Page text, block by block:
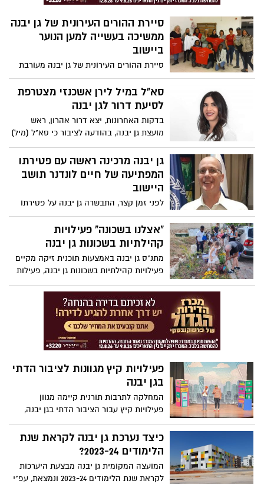
סיירת ההורים העירונית של גן יבנה
ממשיכה בעשייה למען הנוער
ביישוב
סיירת ההורים העירונית של גן יבנה מעורבת
בחיי הנוער ביישוב ומהווה עבורם כתובת וכתף
תומכת ברגעים טובים ופחות טובים. הסיירת
מופעלת על ידי 45 מתנדבים תושבי גן יבנה
יבנה בניהולה של ציפי שילוח
סא"ל במיל לירן אשכנזי מצטרפת
לסיעת דרור לגן יבנה
בדקות האחרונות, יצא דרור אהרון, ראש
מועצת גן יבנה, בהודעה לציבור כי סא"ל (מיל)
לירן אשכנזי, הצטרפה לסיעת דרור לגן יבנה,
ותתמודד בבחירות הקרובות לפרטים >>>
גן יבנה מרכינה ראשה עם פטירתו
המפתיעה של חיים לונדנר תושב
היישוב
לפני זמן קצר, התבשרה גן יבנה על פטירתו
הפתאומית של תושב היישוב, חיים לונדנר.
חיים, איש חייכן, הראשון לקום ולהתנדב, הלך
לעולמו הבוקר, והשאיר משפחה, קרובים,
"אצלנו בשכונה" פעילויות
קהילתיות בשכונות גן יבנה
מתנ"ס גן יבנה באמצעות תוכנית זיקה מקיים
פעילויות קהילתיות בשכונות גן יבנה, פעילות
שמטרתה לחזק ולהרחיב את הקשר במרחב
הקהילתי בשכונה, בין כלל התושבים, על ידי
עידוד יוזמות מקומיות ויצירת הזדמנויות
למפגשים חברתיים, חיבור בין שכנים ויצירת
הכרות עמוקה
פעילויות קיץ מגוונות לציבור הדתי
בגן יבנה
המחלקה לתרבות תורנית קיימה מגוון
פעילויות קיץ עבור הציבור הדתי בגן יבנה,
זאת בנוסף למגוון אירועי הקיץ המתקיימים
ביישוב לכלל התושבים
כיצד נערכת גן יבנה לקראת שנת
הלימודים 2023-24?
המועצה המקומית גן יבנה מבצעת היערכות
לקראת שנת הלימודים 2023-24 ונמצאת, עפ"י